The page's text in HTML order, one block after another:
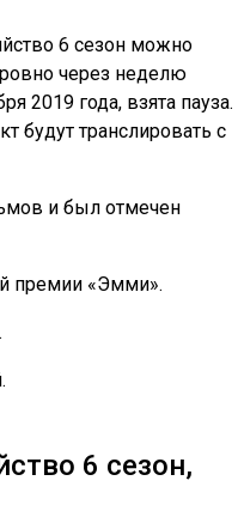
6 сезон можно
через неделю
2019 года, взята пауза.
будут транслировать с
и был отмечен
премии «Эмми».
6 сезон,